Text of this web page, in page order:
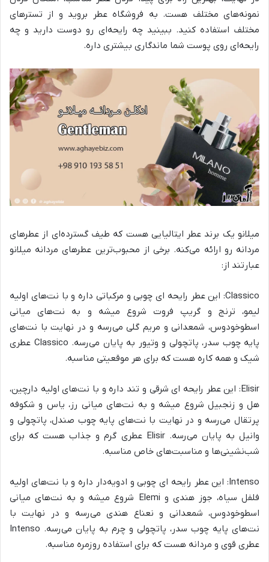
نمونه‌های مختلف هست. به فروشگاه عطر بروید و از تسترهای
مختلف استفاده کنید. ببینید چه رایحه‌ای رو دوست دارید و چه
رایحه‌ای روی پوست شما ماندگاری بیشتری داره.
میلانو یک برند عطر ایتالیایی هست که طیف گسترده‌ای از عطرهای
مردانه رو ارائه می‌کنه. برخی از محبوب‌ترین عطرهای مردانه میلانو
عبارتند از:
Classico: این عطر رایحه ای چوبی و مرکباتی داره و با نت‌های اولیه
لیمو، ترنج و گریپ فروت شروع میشه و به نت‌های میانی
اسطوخودوس، شمعدانی و مریم گلی می‌رسه و در نهایت با نت‌های
پایه چوب سدر، پاتچولی و وتیور به پایان می‌رسه. Classico عطری
شیک و همه کاره هست که برای هر موقعیتی مناسبه.
Elisir: این عطر رایحه ای شرقی و تند داره و با نت‌های اولیه دارچین،
هل و زنجبیل شروع میشه و به نت‌های میانی رز، یاس و شکوفه
پرتقال می‌رسه و در نهایت با نت‌های پایه چوب صندل، پاتچولی و
وانیل به پایان می‌رسه. Elisir عطری گرم و جذاب هست که برای
شب‌نشینی‌ها و مناسبت‌های خاص مناسبه.
Intenso: این عطر رایحه ای چوبی و ادویه‌دار داره و با نت‌های اولیه
فلفل سیاه، جوز هندی و Elemi شروع میشه و به نت‌های میانی
اسطوخودوس، شمعدانی و نعناع هندی می‌رسه و در نهایت با
نت‌های پایه چوب سدر، پاتچولی و چرم به پایان می‌رسه. Intenso
عطری قوی و مردانه هست که برای استفاده روزمره مناسبه.